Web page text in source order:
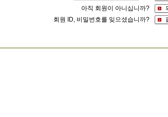
아직 회원이 아니십니까?
회원 ID, 비밀번호를 잊으셨습니까?